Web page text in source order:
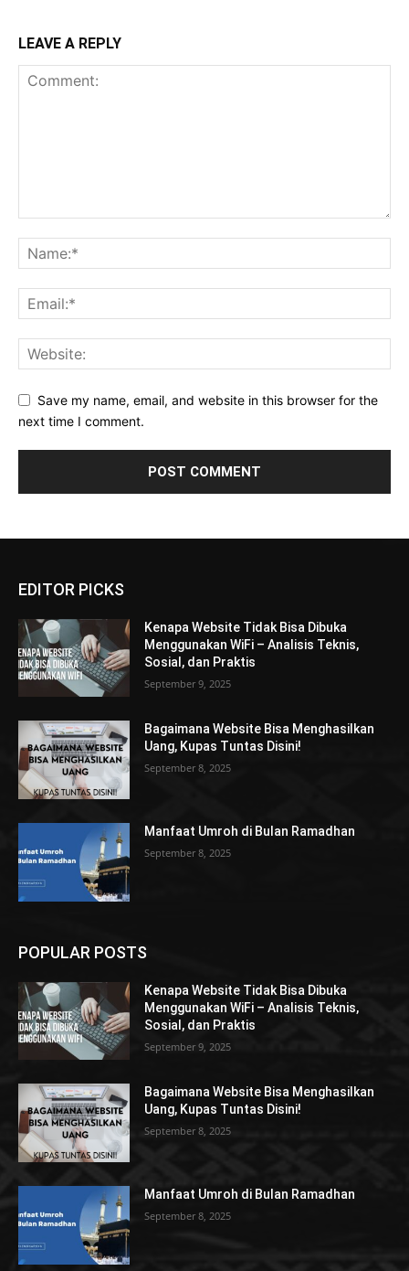
LEAVE A REPLY
Save my name, email, and website in this browser for the
next time I comment.
EDITOR PICKS
Kenapa Website Tidak Bisa Dibuka
Menggunakan WiFi – Analisis Teknis,
Sosial, dan Praktis
September 9, 2025
Bagaimana Website Bisa Menghasilkan
Uang, Kupas Tuntas Disini!
September 8, 2025
Manfaat Umroh di Bulan Ramadhan
September 8, 2025
POPULAR POSTS
Kenapa Website Tidak Bisa Dibuka
Menggunakan WiFi – Analisis Teknis,
Sosial, dan Praktis
September 9, 2025
Bagaimana Website Bisa Menghasilkan
Uang, Kupas Tuntas Disini!
September 8, 2025
Manfaat Umroh di Bulan Ramadhan
September 8, 2025